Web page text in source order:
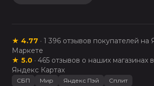
★ 4.77 · 1 396 отзывов покупателей на
Маркете
★ 5.0 · 465 отзывов о наших магазинах
Яндекс Картах
СБП Мир Яндекс Пэй Сплит